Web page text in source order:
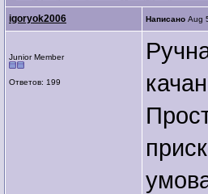
igoryok2006 Написано Aug
Junior Member
Ответов: 199